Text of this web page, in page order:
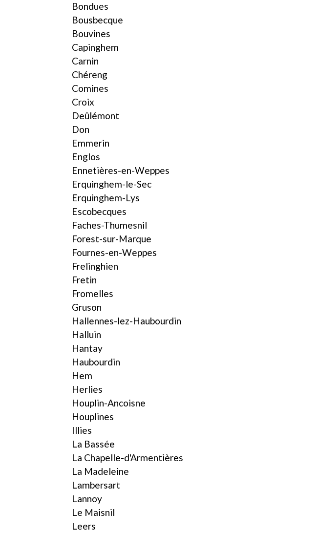
Bondues
Bousbecque
Bouvines
Capinghem
Carnin
Chéreng
Comines
Croix
Deûlémont
Don
Emmerin
Englos
Ennetières-en-Weppes
Erquinghem-le-Sec
Erquinghem-Lys
Escobecques
Faches-Thumesnil
Forest-sur-Marque
Fournes-en-Weppes
Frelinghien
Fretin
Fromelles
Gruson
Hallennes-lez-Haubourdin
Halluin
Hantay
Haubourdin
Hem
Herlies
Houplin-Ancoisne
Houplines
Illies
La Bassée
La Chapelle-d'Armentières
La Madeleine
Lambersart
Lannoy
Le Maisnil
Leers